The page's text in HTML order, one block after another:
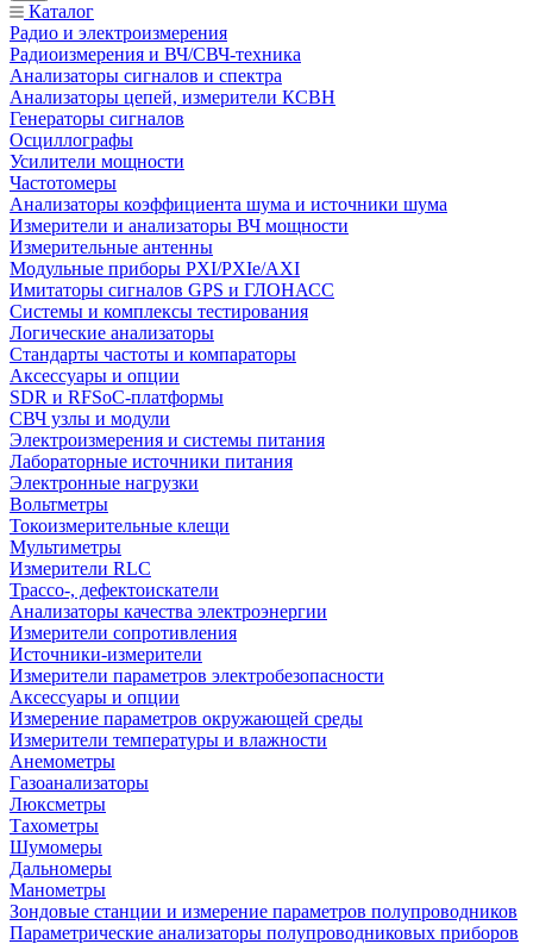
Каталог
Радио и электроизмерения
Радиоизмерения и ВЧ/СВЧ-техника
Анализаторы сигналов и спектра
Анализаторы цепей, измерители КСВН
Генераторы сигналов
Осциллографы
Усилители мощности
Частотомеры
Анализаторы коэффициента шума и источники шума
Измерители и анализаторы ВЧ мощности
Измерительные антенны
Модульные приборы PXI/PXIe/AXI
Имитаторы сигналов GPS и ГЛОНАСС
Системы и комплексы тестирования
Логические анализаторы
Стандарты частоты и компараторы
Аксессуары и опции
SDR и RFSoC‑платформы
СВЧ узлы и модули
Электроизмерения и системы питания
Лабораторные источники питания
Электронные нагрузки
Вольтметры
Токоизмерительные клещи
Мультиметры
Измерители RLC
Трассо-, дефектоискатели
Анализаторы качества электроэнергии
Измерители сопротивления
Источники-измерители
Измерители параметров электробезопасности
Аксессуары и опции
Измерение параметров окружающей среды
Измерители температуры и влажности
Анемометры
Газоанализаторы
Люксметры
Тахометры
Шумомеры
Дальномеры
Манометры
Зондовые станции и измерение параметров полупроводников
Параметрические анализаторы полупроводниковых приборов